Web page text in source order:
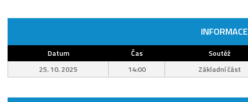
INFORMACE
Datum Čas Soutěž
25. 10. 2025
14:00 Základní část